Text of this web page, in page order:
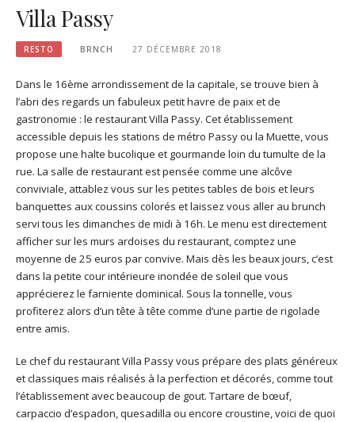
Villa Passy
RESTO BRNCH 27 DÉCEMBRE 2018
Dans le 16ème arrondissement de la capitale, se trouve bien à
l’abri des regards un fabuleux petit havre de paix et de
gastronomie : le restaurant Villa Passy. Cet établissement
accessible depuis les stations de métro Passy ou la Muette, vous
propose une halte bucolique et gourmande loin du tumulte de la
rue. La salle de restaurant est pensée comme une alcôve
conviviale, attablez vous sur les petites tables de bois et leurs
banquettes aux coussins colorés et laissez vous aller au brunch
servi tous les dimanches de midi à 16h. Le menu est directement
afficher sur les murs ardoises du restaurant, comptez une
moyenne de 25 euros par convive. Mais dès les beaux jours, c’est
dans la petite cour intérieure inondée de soleil que vous
apprécierez le farniente dominical. Sous la tonnelle, vous
profiterez alors d’un tête à tête comme d’une partie de rigolade
entre amis.
Le chef du restaurant Villa Passy vous prépare des plats généreux
et classiques mais réalisés à la perfection et décorés, comme tout
l’établissement avec beaucoup de gout. Tartare de bœuf,
carpaccio d’espadon, quesadilla ou encore croustine, voici de quoi